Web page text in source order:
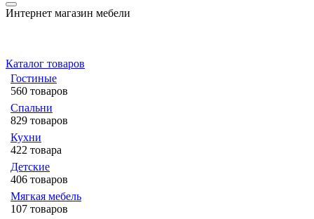
Интернет магазин мебели
Каталог товаров
Гостиные
560 товаров
Спальни
829 товаров
Кухни
422 товара
Детские
406 товаров
Мягкая мебель
107 товаров